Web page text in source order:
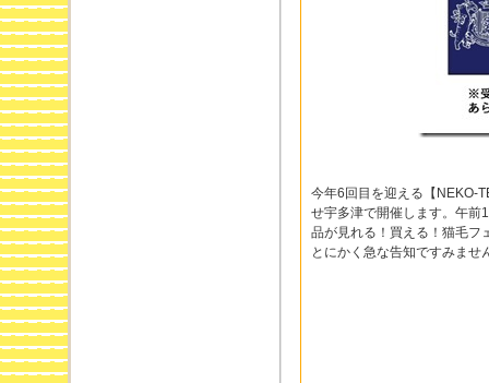
今年6回目を迎える【NEKO-
せ宇多津で開催します。午前
品が見れる！買える！猫毛フ
とにかく急な告知ですみませ